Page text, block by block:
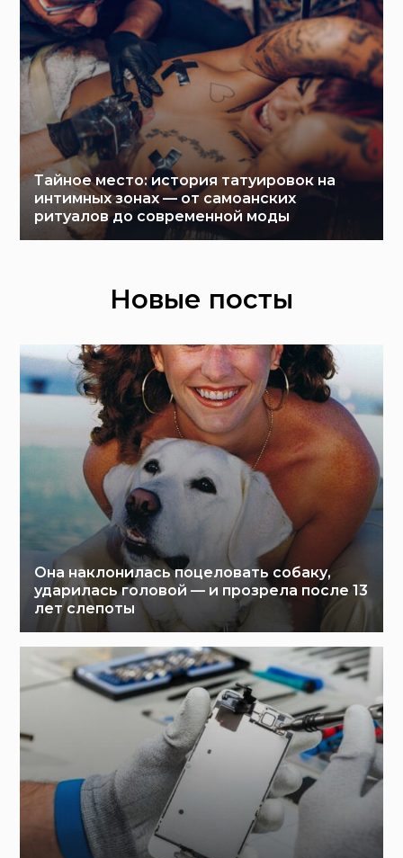
Тайное место: история татуировок на
интимных зонах — от самоанских
ритуалов до современной моды
Новые посты
Она наклонилась поцеловать собаку,
ударилась головой — и прозрела после 13
лет слепоты